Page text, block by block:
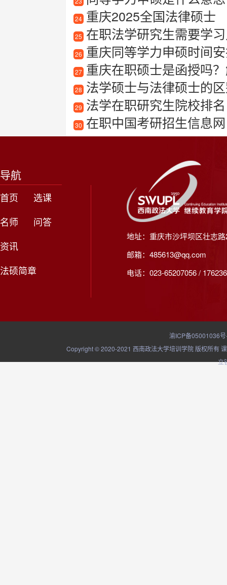
24 重庆2025全国法律硕士
25 在职法学研究生需要学
26 重庆同等学力申硕时间
27 重庆在职硕士是函授吗
28 法学硕士与法律硕士的
29 法学在职研究生院校排名
30 在职中国考研招生信息网
导航
首页
选课
名师
问答
资讯
法硕简章
地址：重庆市沙坪坝区壮志
邮箱：485613@qq.com
电话：023-65207056 /
渝ICP备05001036
Copyright © 2020-2021 西南政法大学培训学院 版权所有
立